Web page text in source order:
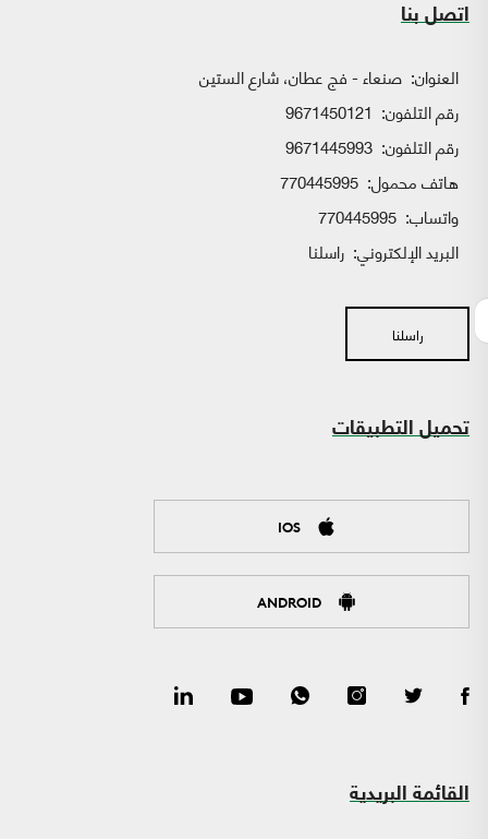
اتصل بنا
العنوان: صنعاء - فج عطان، شارع الستين
رقم التلفون: 9671450121
رقم التلفون: 9671445993
هاتف محمول: 770445995
واتساب:
البريد الإلكتروني: راسلنا
راسلنا
تحميل التطبيقات
IOS
ANDROID
القائمة البريدية